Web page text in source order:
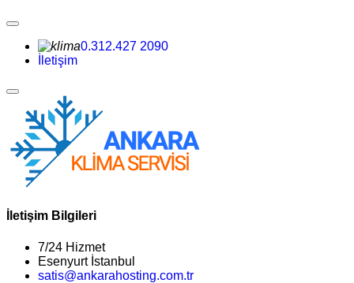
0.312.427 2090
İletişim
İletişim Bilgileri
7/24 Hizmet
Esenyurt İstanbul
satis@ankarahosting.com.tr